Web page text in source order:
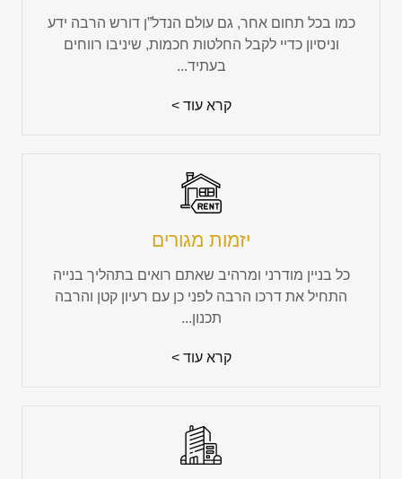
כמו בכל תחום אחר, גם עולם הנדל”ן דורש הרבה ידע
וניסיון כדיי לקבל החלטות חכמות, שיניבו רווחים
בעתיד...
קרא עוד >
יזמות מגורים
כל בניין מודרני ומרהיב שאתם רואים בתהליך בנייה
התחיל את דרכו הרבה לפני כן עם רעיון קטן והרבה
תכנון...
קרא עוד >